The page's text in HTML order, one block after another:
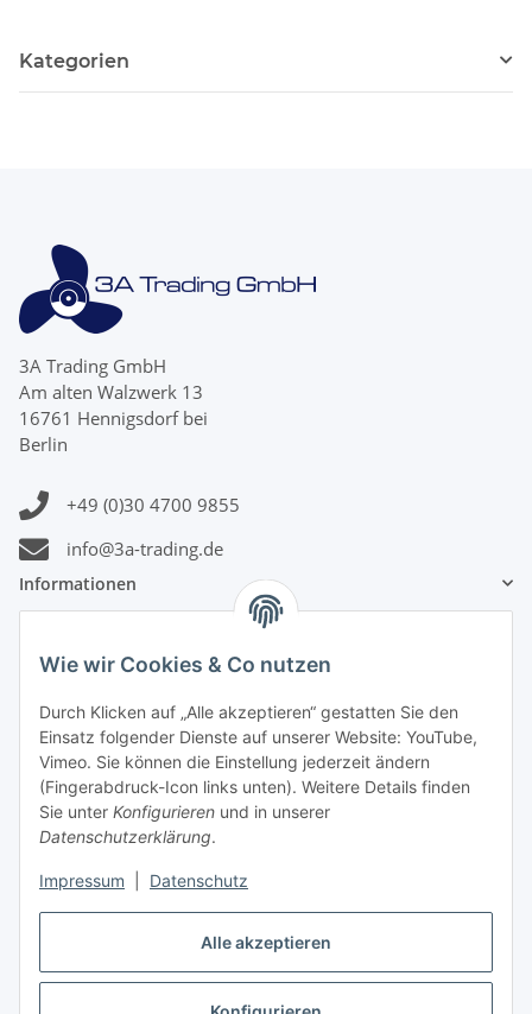
Alle akzeptieren
Wie wir Cookies & Co nutzen
Durch Klicken auf „Alle akzeptieren“ gestatten Sie den
Einsatz folgender Dienste auf unserer Website: YouTube,
Vimeo. Sie können die Einstellung jederzeit ändern
(Fingerabdruck-Icon links unten). Weitere Details finden
Sie unter Konfigurieren und in unserer
Datenschutzerklärung.
Impressum Datenschutz
Kategorien
3A Trading GmbH
Am alten Walzwerk 13
16761 Hennigsdorf bei
Berlin
+49 (0)30 4700 9855
info@3a-trading.de
Informationen
Zahlungsinformationen
Versandinformationen